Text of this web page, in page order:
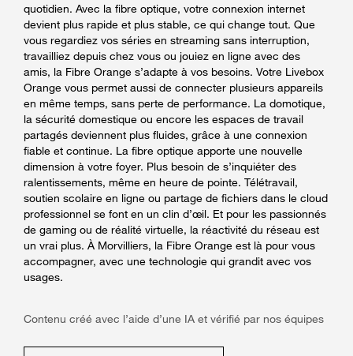
quotidien. Avec la fibre optique, votre connexion internet
devient plus rapide et plus stable, ce qui change tout. Que
vous regardiez vos séries en streaming sans interruption,
travailliez depuis chez vous ou jouiez en ligne avec des
amis, la Fibre Orange s’adapte à vos besoins. Votre Livebox
Orange vous permet aussi de connecter plusieurs appareils
en même temps, sans perte de performance. La domotique,
la sécurité domestique ou encore les espaces de travail
partagés deviennent plus fluides, grâce à une connexion
fiable et continue. La fibre optique apporte une nouvelle
dimension à votre foyer. Plus besoin de s’inquiéter des
ralentissements, même en heure de pointe. Télétravail,
soutien scolaire en ligne ou partage de fichiers dans le cloud
professionnel se font en un clin d’œil. Et pour les passionnés
de gaming ou de réalité virtuelle, la réactivité du réseau est
un vrai plus. À Morvilliers, la Fibre Orange est là pour vous
accompagner, avec une technologie qui grandit avec vos
usages.
Contenu créé avec l’aide d’une IA et vérifié par nos équipes